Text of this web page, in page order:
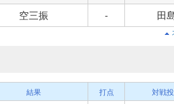
空三振 - 田
結果 打点 対戦